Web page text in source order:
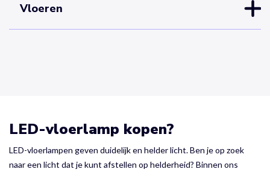
Vloeren
LED-vloerlamp kopen?
LED-vloerlampen geven duidelijk en helder licht. Ben je op zoek
naar een licht dat je kunt afstellen op helderheid? Binnen ons